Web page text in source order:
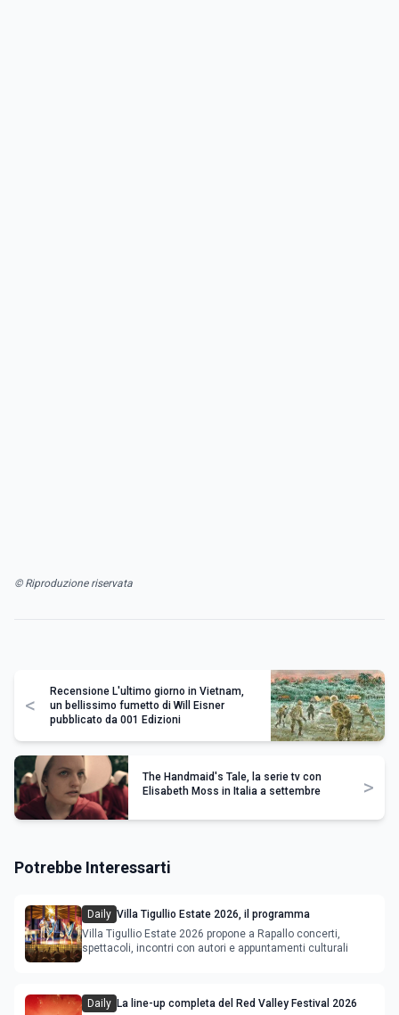
© Riproduzione riservata
<
Recensione L'ultimo giorno in Vietnam,
un bellissimo fumetto di Will Eisner
pubblicato da 001 Edizioni
The Handmaid's Tale, la serie tv con
Elisabeth Moss in Italia a settembre
>
Potrebbe Interessarti
Daily Villa Tigullio Estate 2026, il programma
Villa Tigullio Estate 2026 propone a Rapallo concerti,
spettacoli, incontri con autori e appuntamenti culturali
Daily La line-up completa del Red Valley Festival 2026